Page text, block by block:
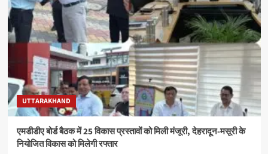
UTTARAKHAND
एमडीडीए बोर्ड बैठक में 25 विकास प्रस्तावों को मिली मंजूरी, देहरादून-मसूरी के
नियोजित विकास को मिलेगी रफ्तार